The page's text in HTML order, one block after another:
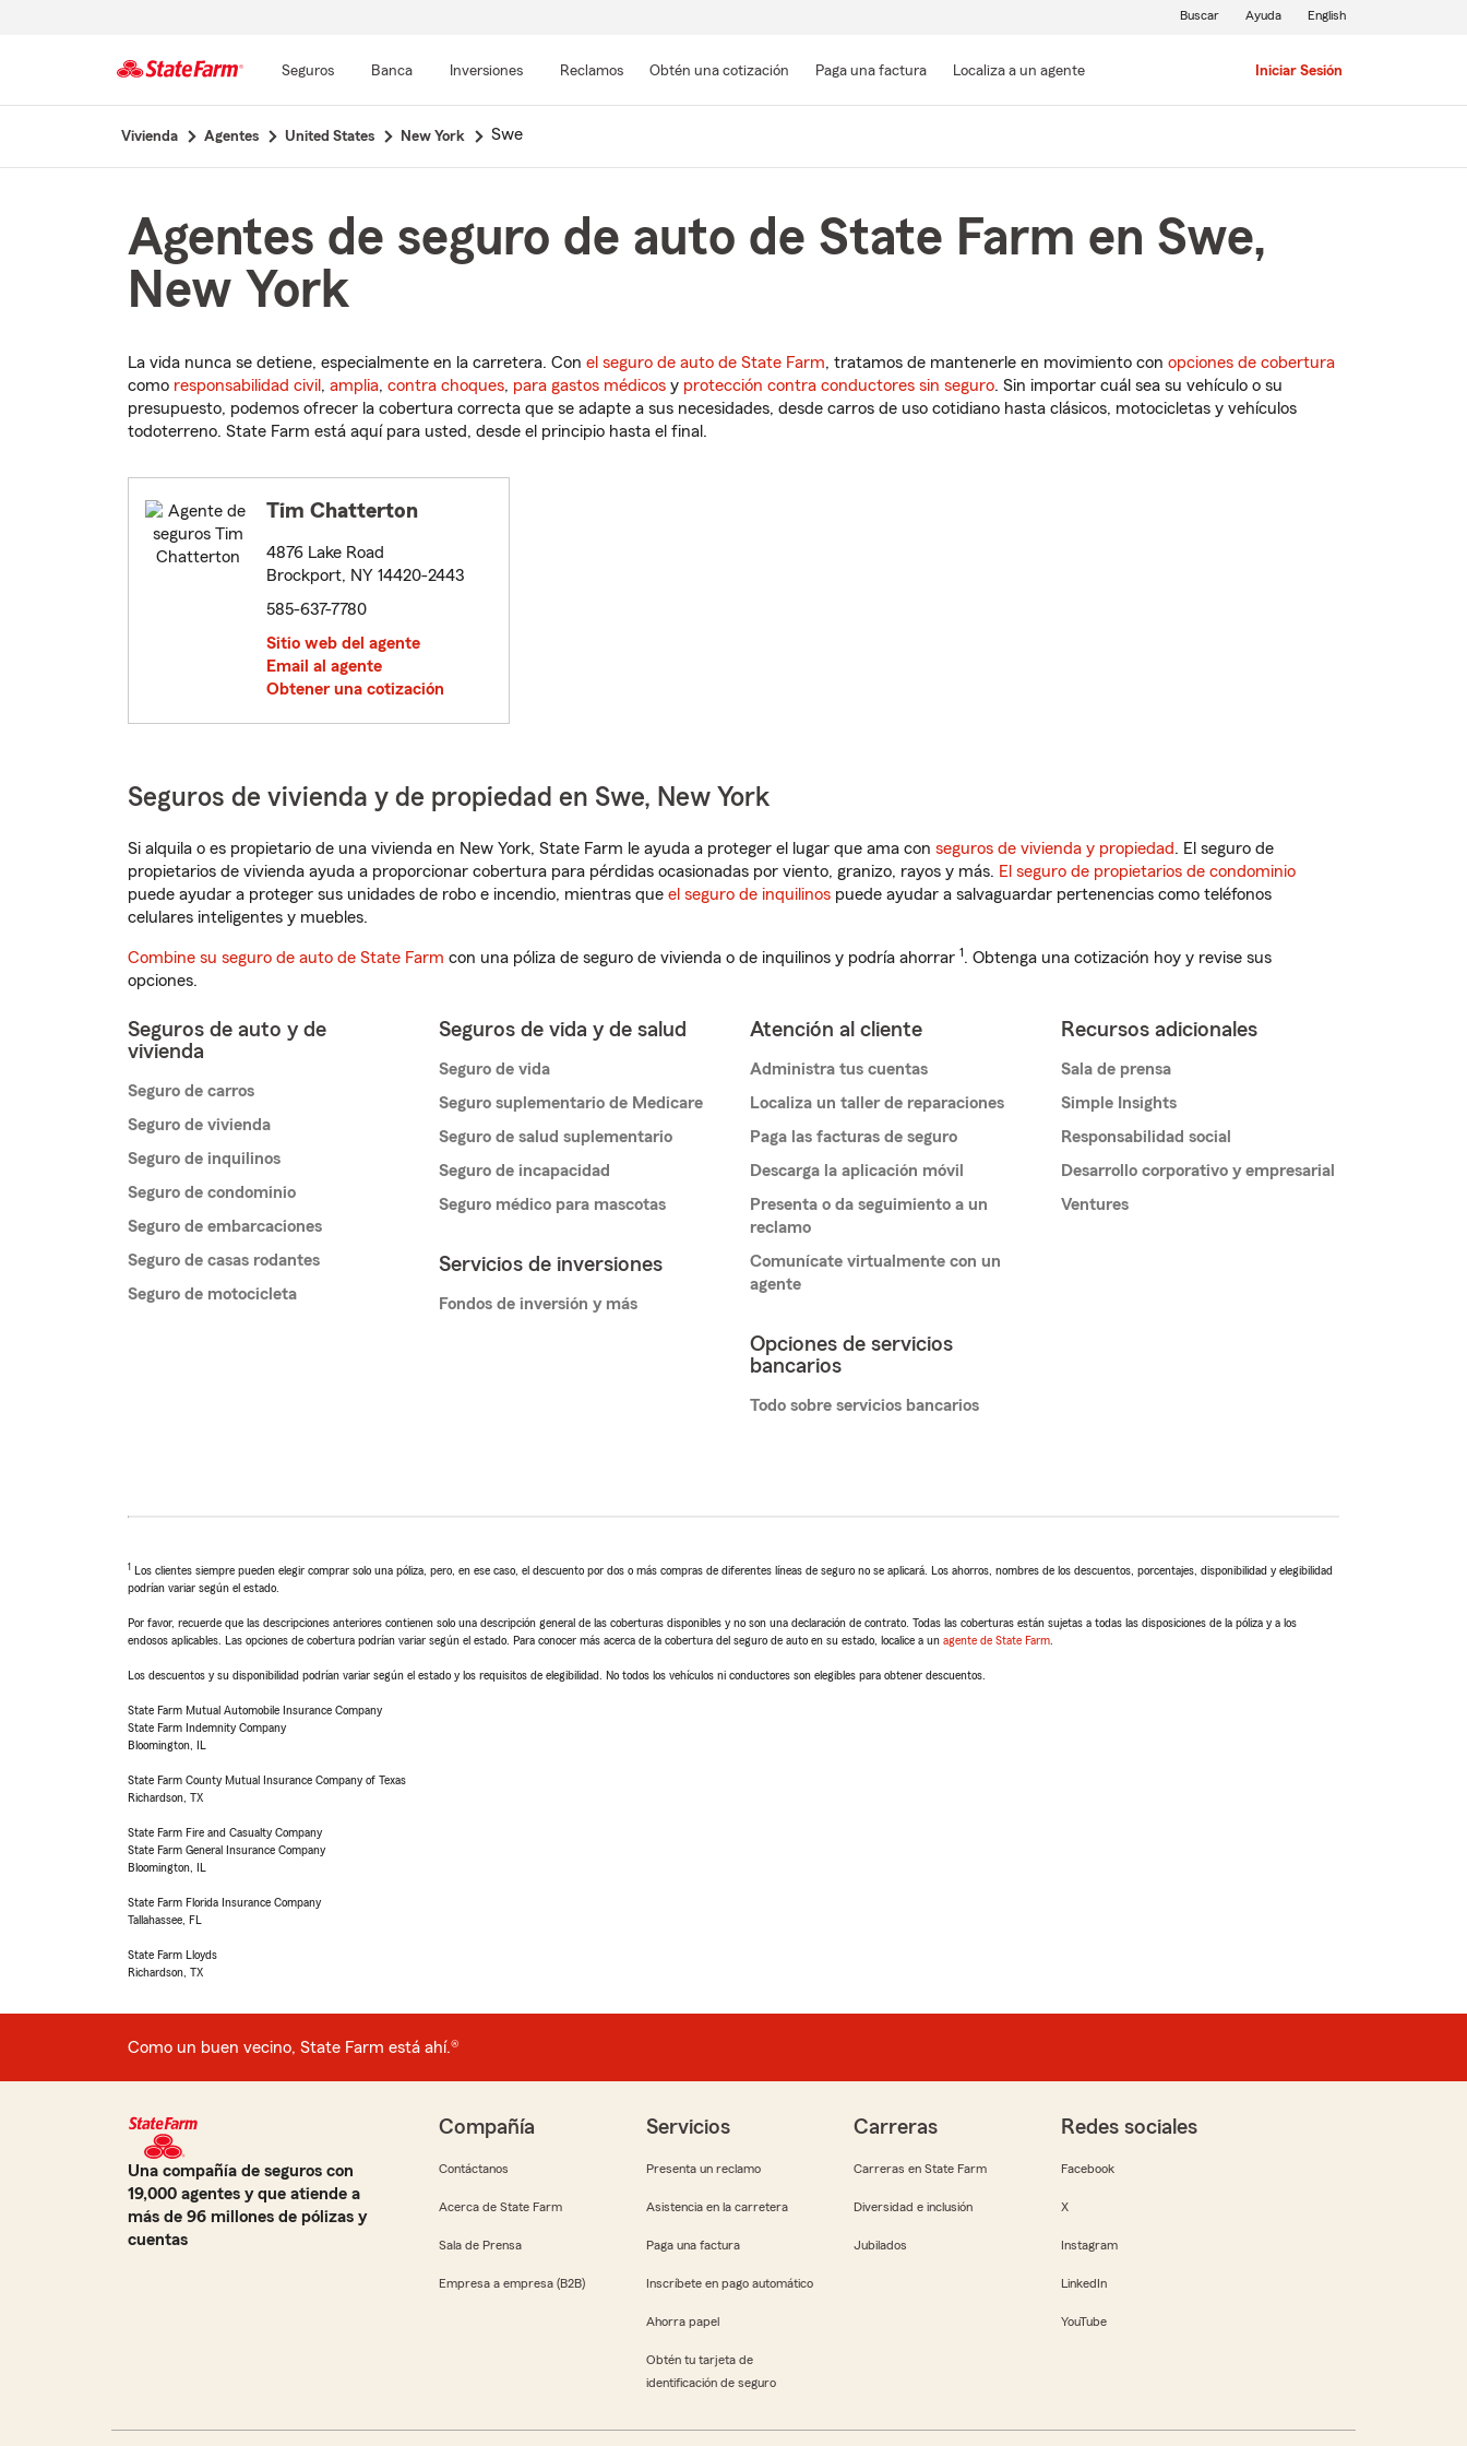
contenido
Seguros Banca Inversiones Reclamos Obtén una cotización Paga una factura Localiza a un agente Iniciar Sesión
Buscar Ayuda English
Vivienda Agentes United States New York Swe
Agentes de seguro de auto de State Farm en Swe,
New York
La vida nunca se detiene, especialmente en la carretera. Con el seguro de auto de State Farm, tratamos de mantenerle en movimiento con opciones de cobertura
como responsabilidad civil , amplia, contra choques, para gastos médicos y protección contra conductores sin seguro. Sin importar cuál sea su vehículo o su
presupuesto, podemos ofrecer la cobertura correcta que se adapte a sus necesidades, desde carros de uso cotidiano hasta clásicos, motocicletas y vehículos
todoterreno. State Farm está aquí para usted, desde el principio hasta el final.
Tim Chatterton
4876 Lake Road
Brockport, NY 14420-2443
585-637-7780
Sitio web del agente
Email al agente
Obtener una cotización
Seguros de vivienda y de propiedad en Swe, New York
Si alquila o es propietario de una vivienda en New York, State Farm le ayuda a proteger el lugar que ama con seguros de vivienda y propiedad. El seguro de
propietarios de vivienda ayuda a proporcionar cobertura para pérdidas ocasionadas por viento, granizo, rayos y más. El seguro de propietarios de condominio
puede ayudar a proteger sus unidades de robo e incendio, mientras que el seguro de inquilinos puede ayudar a salvaguardar pertenencias como teléfonos
celulares inteligentes y muebles.
Combine su seguro de auto de State Farm con una póliza de seguro de vivienda o de inquilinos y podría ahorrar 1. Obtenga una cotización hoy y revise sus
opciones.
Seguros de auto y de
vivienda
Seguro de carros
Seguro de vivienda
Seguro de inquilinos
Seguro de condominio
Seguro de embarcaciones
Seguro de casas rodantes
Seguro de motocicleta
Seguros de vida y de salud
Seguro de vida
Seguro suplementario de Medicare
Seguro de salud suplementario
Seguro de incapacidad
Seguro médico para mascotas
Servicios de inversiones
Fondos de inversión y más
Atención al cliente
Administra tus cuentas
Localiza un taller de reparaciones
Paga las facturas de seguro
Descarga la aplicación móvil
Presenta o da seguimiento a un
reclamo
Comunícate virtualmente con un
agente
Opciones de servicios
bancarios
Todo sobre servicios bancarios
Recursos adicionales
Sala de prensa
Simple Insights
Responsabilidad social
Desarrollo corporativo y empresarial
Ventures
1 Los clientes siempre pueden elegir comprar solo una póliza, pero, en ese caso, el descuento por dos o más compras de diferentes líneas de seguro no se aplicará. Los ahorros, nombres de los descuentos, porcentajes, disponibilidad y elegibilidad
podrían variar según el estado.
Por favor, recuerde que las descripciones anteriores contienen solo una descripción general de las coberturas disponibles y no son una declaración de contrato. Todas las coberturas están sujetas a todas las disposiciones de la póliza y a los
endosos aplicables. Las opciones de cobertura podrían variar según el estado. Para conocer más acerca de la cobertura del seguro de auto en su estado, localice a un agente de State Farm
Los descuentos y su disponibilidad podrían variar según el estado y los requisitos de elegibilidad. No todos los vehículos ni conductores son elegibles para obtener descuentos.
State Farm Mutual Automobile Insurance Company
State Farm Indemnity Company
Bloomington, IL
State Farm County Mutual Insurance Company of Texas
Richardson, TX
State Farm Fire and Casualty Company
State Farm General Insurance Company
Bloomington, IL
State Farm Florida Insurance Company
Tallahassee, FL
State Farm Lloyds
Richardson, TX
Como un buen vecino, State Farm está ahí.®
Una compañía de seguros con
19,000 agentes y que atiende a
más de 96 millones de pólizas y
cuentas
Compañía
Contáctanos
Acerca de State Farm
Sala de Prensa
Empresa a empresa (B2B)
Servicios
Presenta un reclamo
Asistencia en la carretera
Paga una factura
Inscríbete en pago automático
Ahorra papel
Obtén tu tarjeta de
identificación de seguro
Carreras
Carreras en State Farm
Diversidad e inclusión
Jubilados
Redes sociales
Facebook
X
Instagram
LinkedIn
YouTube